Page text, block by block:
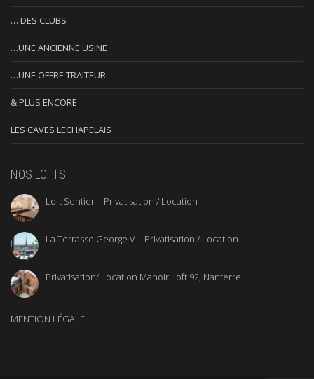
… DES CLUBS
…UNE ANCIENNE USINE
…UNE OFFRE TRAITEUR
& PLUS ENCORE
LES CAVES LECHAPELAIS
NOS LOFTS
Loft Sentier – Privatisation / Location
La Terrasse George V – Privatisation / Location
Privatisation/ Location Manoir Loft 92, Nanterre
MENTION LÉGALE